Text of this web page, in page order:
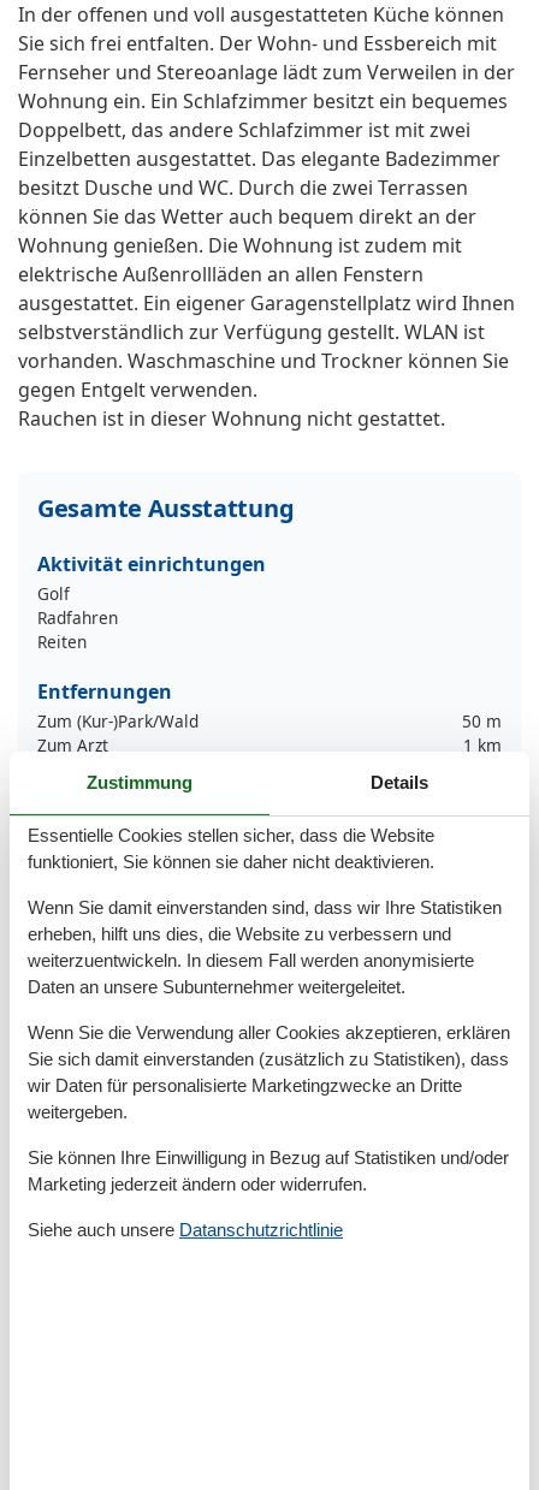
In der offenen und voll ausgestatteten Küche können
Sie sich frei entfalten. Der Wohn- und Essbereich mit
Fernseher und Stereoanlage lädt zum Verweilen in der
Wohnung ein. Ein Schlafzimmer besitzt ein bequemes
Doppelbett, das andere Schlafzimmer ist mit zwei
Einzelbetten ausgestattet. Das elegante Badezimmer
besitzt Dusche und WC. Durch die zwei Terrassen
können Sie das Wetter auch bequem direkt an der
Wohnung genießen. Die Wohnung ist zudem mit
elektrische Außenrollläden an allen Fenstern
ausgestattet. Ein eigener Garagenstellplatz wird Ihnen
selbstverständlich zur Verfügung gestellt. WLAN ist
vorhanden. Waschmaschine und Trockner können Sie
gegen Entgelt verwenden.
Rauchen ist in dieser Wohnung nicht gestattet.
Gesamte Ausstattung
Aktivität einrichtungen
Golf
Radfahren
Reiten
Entfernungen
Zum (Kur-)Park/Wald
50 m
Zum Arzt
1 km
Zum Bäcker
Zum Flughafen
37 km
Zum Geldautomaten/Bank
Zum Golfplatz
Zum Radweg
200 m
Zum Restaurant
Zum Strand
200 m
Zum Supermarkt
Zur Autobahn
55 km
Zur Badestelle/Gewässer
200 m
Zur Therme
800 m
Zur Tourist-Information
Grundeinrichtungen
Baujahr
Zustimmung Details
Essentielle Cookies stellen sicher, dass die Website
funktioniert, Sie können sie daher nicht deaktivieren.
Wenn Sie damit einverstanden sind, dass wir Ihre Statistiken
erheben, hilft uns dies, die Website zu verbessern und
weiterzuentwickeln. In diesem Fall werden anonymisierte
Daten an unsere Subunternehmer weitergeleitet.
Wenn Sie die Verwendung aller Cookies akzeptieren, erklären
Sie sich damit einverstanden (zusätzlich zu Statistiken), dass
wir Daten für personalisierte Marketingzwecke an Dritte
weitergeben.
Sie können Ihre Einwilligung in Bezug auf Statistiken und/oder
Marketing jederzeit ändern oder widerrufen.
Siehe auch unsere Datanschutzrichtlinie